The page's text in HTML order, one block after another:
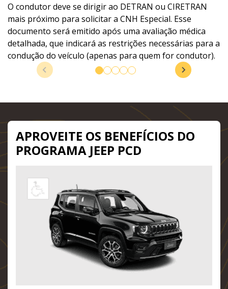
O condutor deve se dirigir ao DETRAN ou CIRETRAN
mais próximo para solicitar a CNH Especial. Esse
documento será emitido após uma avaliação médica
detalhada, que indicará as restrições necessárias para a
condução do veículo (apenas para quem for condutor).
APROVEITE OS BENEFÍCIOS DO
PROGRAMA JEEP PCD